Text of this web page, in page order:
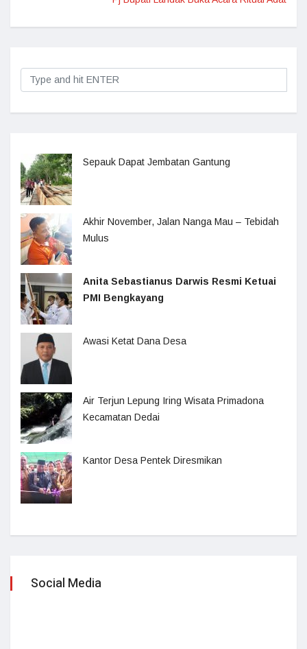
Sepauk Dapat Jembatan Gantung
Akhir November, Jalan Nanga Mau – Tebidah
Mulus
Anita Sebastianus Darwis Resmi Ketuai
PMI Bengkayang
Awasi Ketat Dana Desa
Air Terjun Lepung Iring Wisata Primadona
Kecamatan Dedai
Kantor Desa Pentek Diresmikan
Social Media